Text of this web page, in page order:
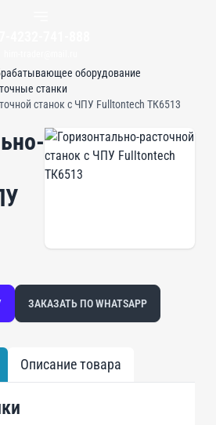
оборудование
станки
станок с ЧПУ Fulltontech ТК6513
ЗАКАЗАТЬ ПО WHATSAPP
Описание товара